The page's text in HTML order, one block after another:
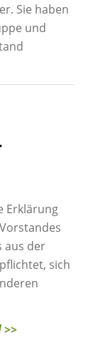
Sie haben
und
Erklärung
aus der
sich